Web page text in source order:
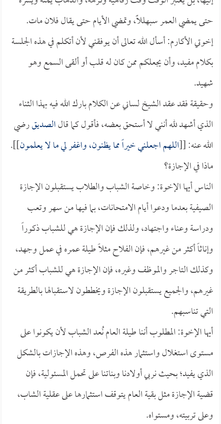
حتى يمضي العمر سبهللاًً، وتمضي الأيام حتى يقال فلان مات.
إخوتي الأكارم: أسأل الله تعالى أن يوفقني لأن أتكلم في هذه الجلسة
بكلام مفيد، وأن يجعلكم ممن كان له قلب أو ألقى السمع وهو
شهيد.
وحقيقة فقد عقد الشيخ لساني عن الكلام بارك الله فيه بهذا الثناء
الذي أشهد لله أنني لا أستحق بعضه، فأقول كما قالالصديقرضي
الله عنه: [[اللهم اجعلني خيراً مما يظنون، واغفر لي ما لا يعلمون]].
ماذا في الإجازة؟
الناس أيها الإخوة: وخاصة الشباب والطلاب يستقبلون الإجازة
الصيفية بعدما ودعوا أيام الامتحانات، بما فيها من سهر وتعب
ودراسة وعناء واجتهاد، ولذلك فإن الإجازة هي للشباب ذكوراً
وإناثاً أكثر من غيرهم، فإن الفلاح مثلاً طيلة عمره في عمل وجهد،
وكذلك التاجر والموظف وغيره، فإن الإجازة هي للشباب أكثر من
غيرهم، والجميع يستقبلون الإجازة ويخططون لاستقبالها بالطريقة
التي تناسبهم.
أيها الإخوة: المطلوب أننا طيلة العام نُعد الشباب لأن يكونوا على
مستوى استغلال واستثمار هذه الفرص، وهذه الإجازات بالشكل
الذي يفيد؛ بحيث نربي أولادنا وبناتنا على تحمل المسئولية، فإن
قضية الإجازة مثل بقية العام يتوقف استثمارها على عقلية الشاب،
وعلى تربيته، ومستواه.